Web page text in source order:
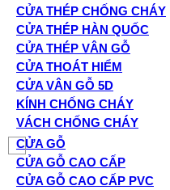
CỬA THÉP CHỐNG CHÁY
CỬA THÉP HÀN QUỐC
CỬA THÉP VÂN GỖ
CỬA THOÁT HIỂM
CỬA VÂN GỖ 5D
KÍNH CHỐNG CHÁY
VÁCH CHỐNG CHÁY
CỬA GỖ
CỬA GỖ CAO CẤP
CỬA GỖ CAO CẤP PVC